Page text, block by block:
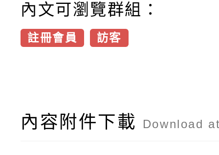
內文可瀏覽群組：
註冊會員 訪客
內容附件下載 Download